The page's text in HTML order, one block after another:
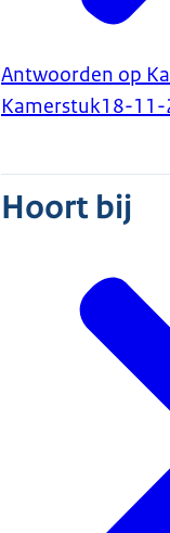
Antwoorden op
Kamerstuk18-11-
Hoort bij